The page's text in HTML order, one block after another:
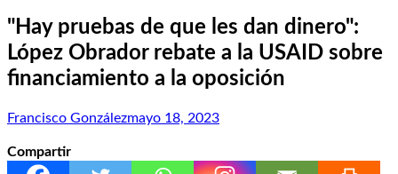
"Hay pruebas de que les dan dinero":
López Obrador rebate a la USAID sobre
financiamiento a la oposición
Francisco Gonzálezmayo 18, 2023
Compartir